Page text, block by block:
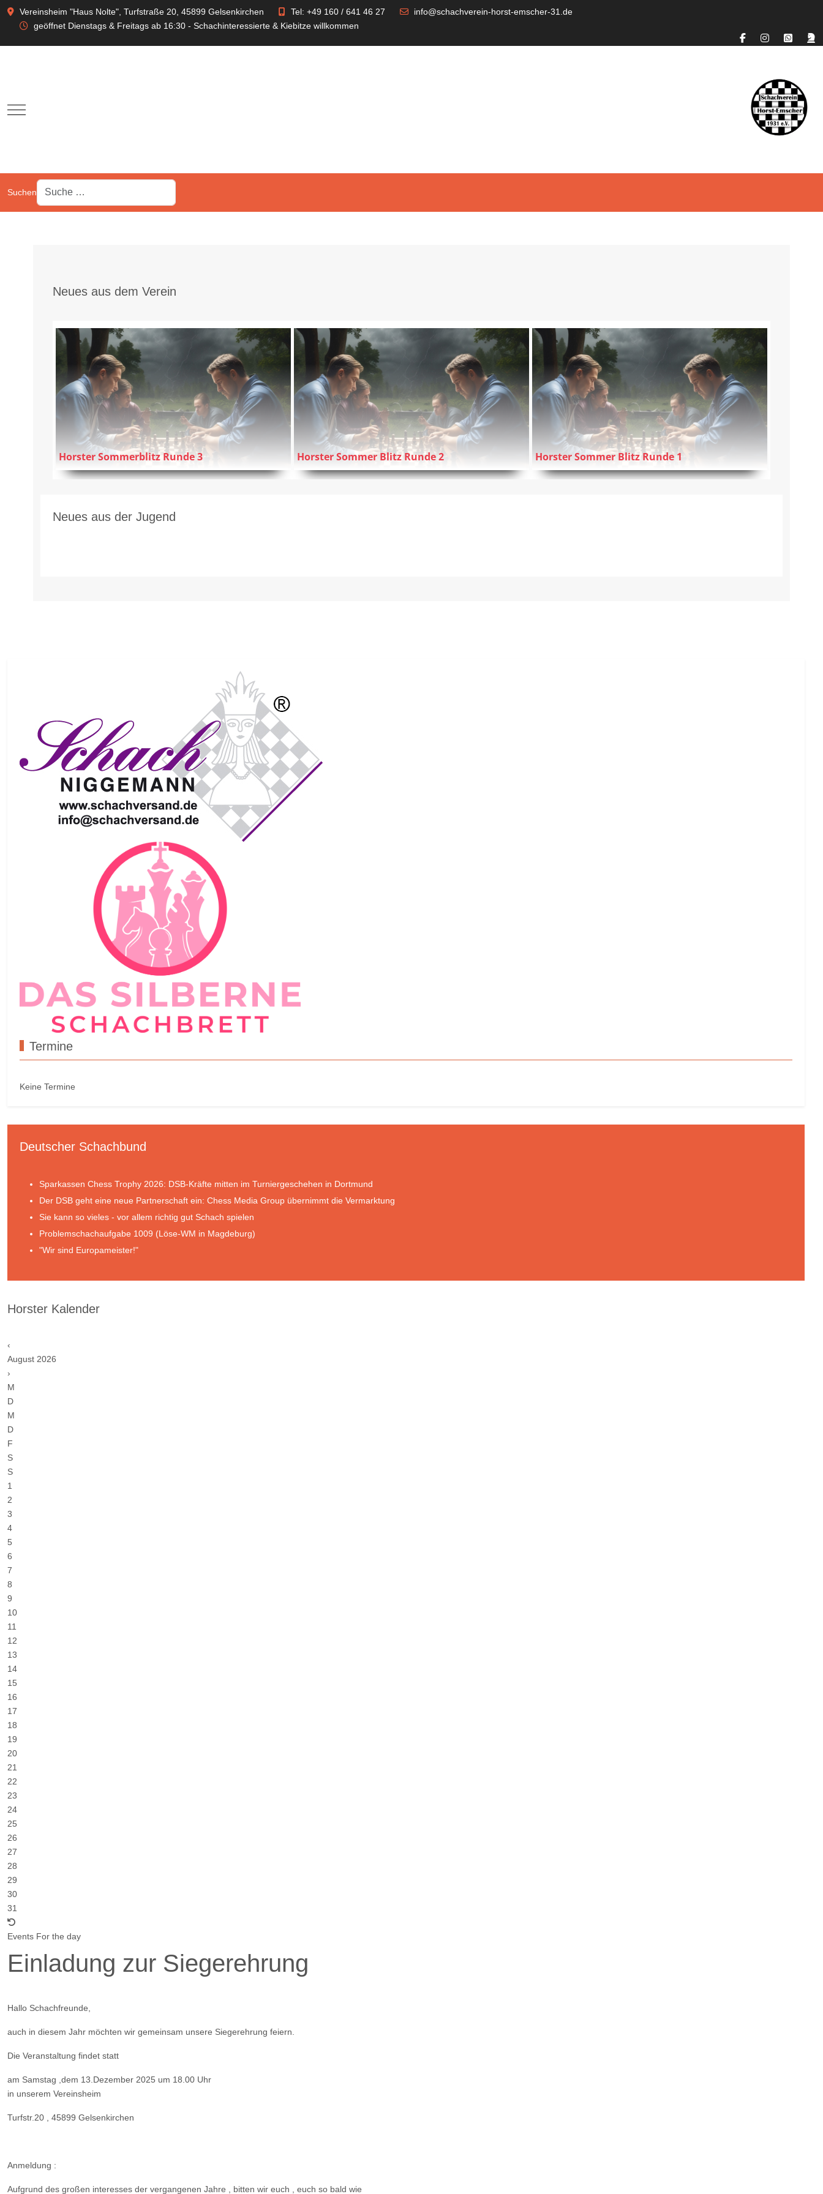
Vereinsheim "Haus Nolte", Turfstraße 20, 45899 Gelsenkirchen Tel: +49 160 / 641 46 27
info@schachverein-horst-emscher-31.de
geöffnet Dienstags & Freitags ab 16:30 - Schachinteressierte & Kiebitze willkommen
Mobile Menu Toggle
Suchen
Neues aus dem Verein
Horster Sommerblitz Runde 3 Horster Sommer Blitz Runde 2 Horster Sommer Blitz Runde 1
Neues aus der Jugend
Termine
Keine Termine
Deutscher Schachbund
Sparkassen Chess Trophy 2026: DSB-Kräfte mitten im Turniergeschehen in Dortmund
Der DSB geht eine neue Partnerschaft ein: Chess Media Group übernimmt die Vermarktung
Sie kann so vieles - vor allem richtig gut Schach spielen
Problemschachaufgabe 1009 (Löse-WM in Magdeburg)
"Wir sind Europameister!"
Horster Kalender
‹
August 2026
›
M
D
M
D
F
S
S
1
2
3
4
5
6
7
8
9
10
11
12
13
14
15
16
17
18
19
20
21
22
23
24
25
26
27
28
29
30
31
Events For the day
Einladung zur Siegerehrung
Hallo Schachfreunde,
auch in diesem Jahr möchten wir gemeinsam unsere Siegerehrung feiern.
Die Veranstaltung findet statt
am Samstag ,dem 13.Dezember 2025 um 18.00 Uhr
in unserem Vereinsheim
Turfstr.20 , 45899 Gelsenkirchen
Anmeldung :
Aufgrund des großen interesses der vergangenen Jahre , bitten wir euch , euch so bald wie